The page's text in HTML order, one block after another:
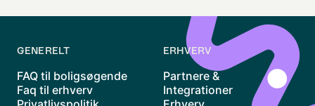
GENERELT
FAQ til boligsøgende
Faq til erhverv
ERHVERV
Partnere &
Integrationer